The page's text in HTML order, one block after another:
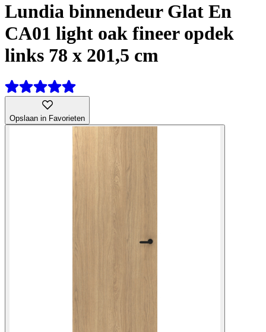
Lundia binnendeur Glat En
CA01 light oak fineer opdek
links 78 x 201,5 cm
Opslaan in Favorieten